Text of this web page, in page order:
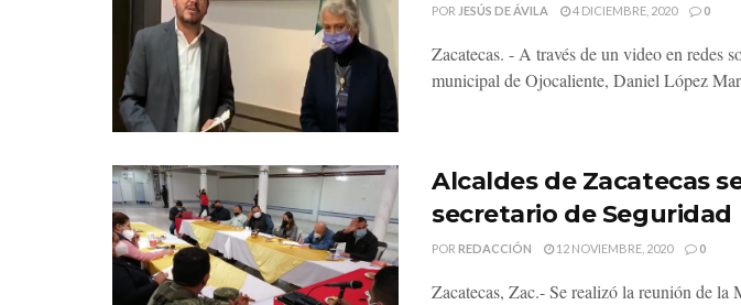
POR JESÚS DE ÁVILA 4 DICIEMBRE, 2020 0
Zacatecas. - A través de un video en redes
municipal de Ojocaliente, Daniel López
Alcaldes de Zacatecas
secretario de Seguridad
POR REDACCIÓN 12 NOVIEMBRE, 2020 0
Zacatecas, Zac.- Se realizó la reunión de la